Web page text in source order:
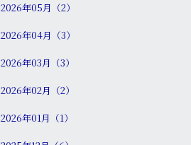
2026年05月（2）
2026年04月（3）
2026年03月（3）
2026年02月（2）
2026年01月（1）